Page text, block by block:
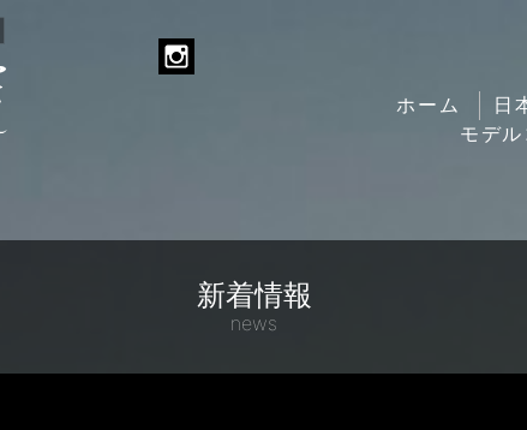
ホーム 日
モデル
新着情報
news